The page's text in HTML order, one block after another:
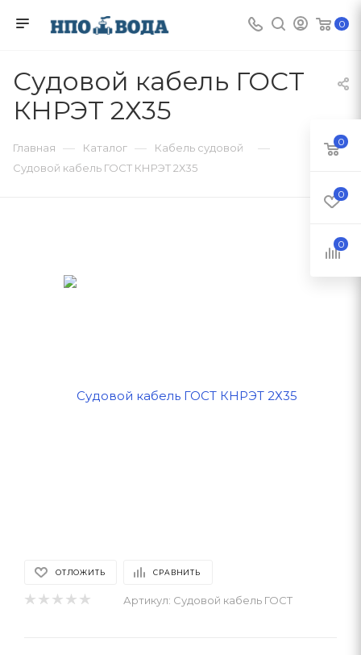
0
Судовой кабель ГОСТ
КНРЭТ 2Х35
Главная — Каталог — Кабель судовой —
Судовой кабель ГОСТ КНРЭТ 2Х35
ОТЛОЖИТЬ СРАВНИТЬ
Артикул: Судовой кабель ГОСТ
0
0
0